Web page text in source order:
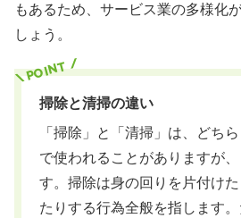
もあるため、サービス業の多様化
しょう。
掃除と清掃の違い
「掃除」と「清掃」は、どち
で使われることがありますが
す。掃除は身の回りを片付け
たりする行為全般を指します